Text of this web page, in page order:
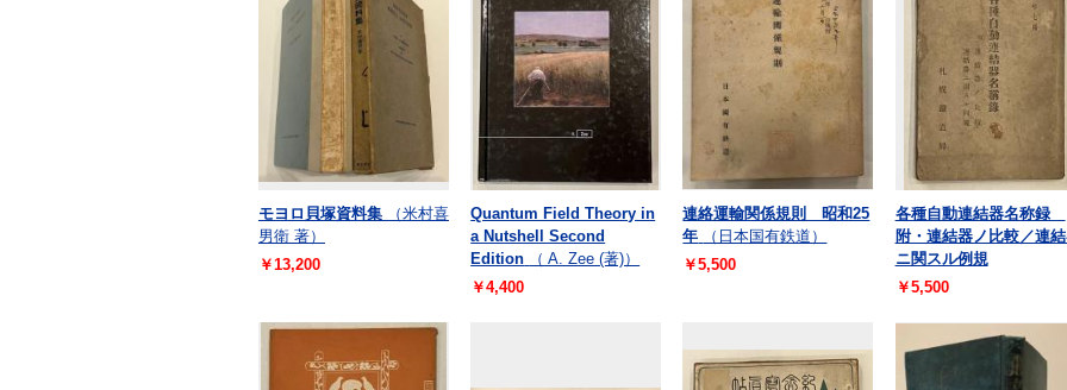
モヨロ貝塚資料集
（米村喜
男衛 著）
￥13,200
Quantum Field Theory in
a Nutshell Second
Edition
（ A. Zee (著)）
￥4,400
連絡運輸関係規則 昭和25
年
（日本国有鉄道）
￥5,500
各種自動連結器名称録
附・連結器ノ比較／連
ニ関スル例規
￥5,500